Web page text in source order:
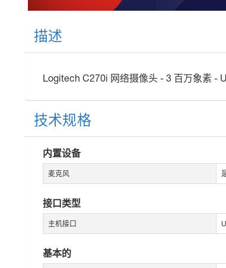
描述
Logitech C270i 网络摄像头 - 3 百万象素 -
技术规格
内置设备
麦克风
接口类型
主机接口
基本的